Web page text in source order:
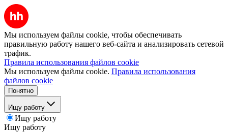
Мы используем файлы cookie, чтобы обеспечивать
правильную работу нашего веб-сайта и анализировать сетевой
трафик.
Правила использования файлов cookie
Мы используем файлы cookie. Правила использования
файлов cookie
Понятно
Ищу работу
Ищу работу
Ищу работу